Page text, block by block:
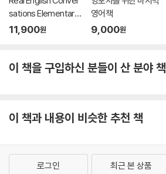
sations Elementary
Level 1-1
11,900원
영어책
9,000원
이 책을 구입하신 분들이 산 분야 책
이 책과 내용이 비슷한 추천 책
로그인 최근 본 상품